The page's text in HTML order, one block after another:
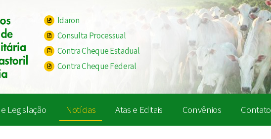
Idaron
Consulta Processual
Contra Cheque Estadual
Contra Cheque Federal
Legislação Notícias Atas e Editais Convênios Contato